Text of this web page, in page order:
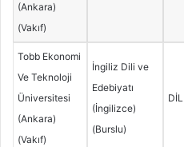
(Ankara)
(Vakıf)
Tobb Ekonomi
Ve Teknoloji
Üniversitesi
(Ankara)
(Vakıf)
İngiliz Dili ve
Edebiyatı
(İngilizce)
(Burslu)
DİL